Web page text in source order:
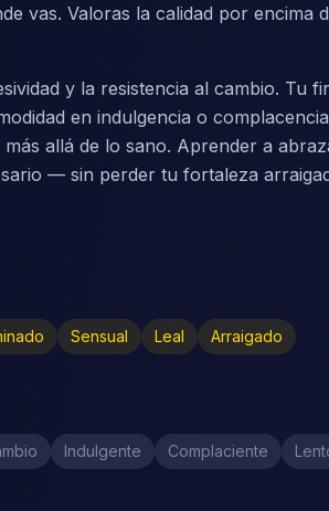
vas. Valoras la calidad por encima
y la resistencia al cambio. Tu
en indulgencia o
allá de lo sano. Aprender a
— sin perder tu fortaleza
Sensual Leal Arraigado
Indulgente Complaciente